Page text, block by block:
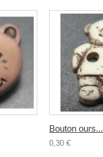
Bouton ours...
0,30 €